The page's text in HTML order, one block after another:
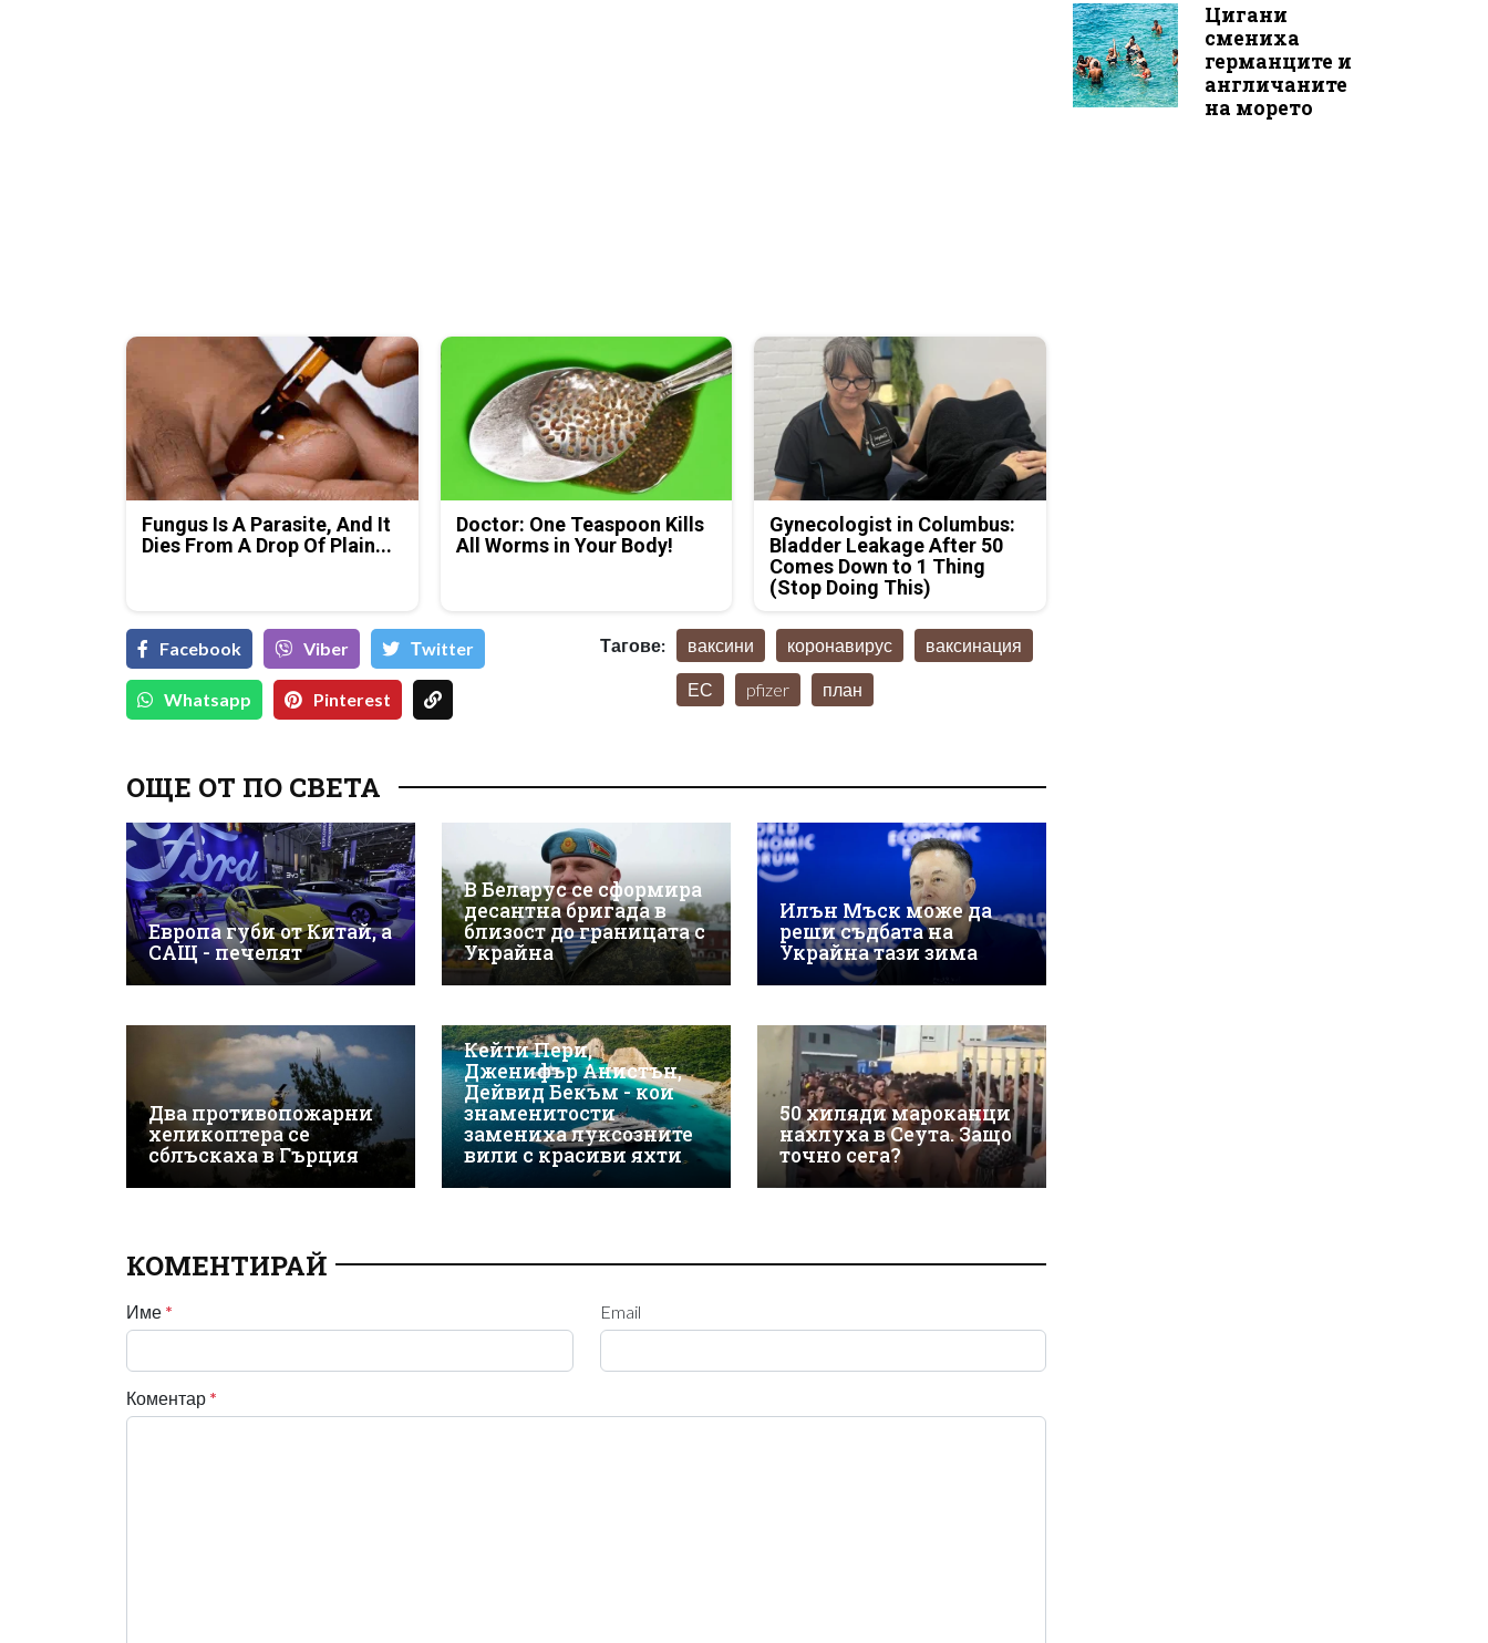
Fungus Is A Parasite, And It
Dies From A Drop Of Plain...
Doctor: One Teaspoon Kills
All Worms in Your Body!
Gynecologist in Columbus:
Bladder Leakage After 50
Comes Down to 1 Thing
(Stop Doing This)
Facebook Viber Тwitter
Whatsapp Pinterest
Тагове: ваксини коронавирус ваксинация
ЕС pfizer план
ОЩЕ ОТ ПО СВЕТА
Европа губи от Китай, а
САЩ - печелят
В Беларус се сформира
десантна бригада в
близост до границата с
Украйна
Илън Мъск може да
реши съдбата на
Украйна тази зима
Два противопожарни
хеликоптера се
сблъскаха в Гърция
Кейти Пери,
Дженифър Анистън,
Дейвид Бекъм - кои
знаменитости
замениха луксозните
вили с красиви яхти
50 хиляди мароканци
нахлуха в Сеута. Защо
точно сега?
КОМЕНТИРАЙ
Име * Email
Коментар *
Цигани
смениха
германците и
англичаните
на морето